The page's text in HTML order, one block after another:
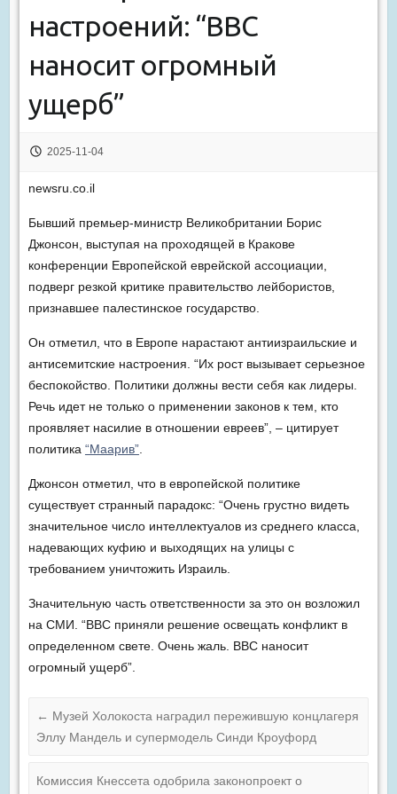
настроений: “BBC
наносит огромный
ущерб”
2025-11-04
newsru.co.il
Бывший премьер-министр Великобритании Борис
Джонсон, выступая на проходящей в Кракове
конференции Европейской еврейской ассоциации,
подверг резкой критике правительство лейбористов,
признавшее палестинское государство.
Он отметил, что в Европе нарастают антиизраильские и
антисемитские настроения. “Их рост вызывает серьезное
беспокойство. Политики должны вести себя как лидеры.
Речь идет не только о применении законов к тем, кто
проявляет насилие в отношении евреев”, – цитирует
политика “Мaaрив”.
Джонсон отметил, что в европейской политике
существует странный парадокс: “Очень грустно видеть
значительное число интеллектуалов из среднего класса,
надевающих куфию и выходящих на улицы с
требованием уничтожить Израиль.
Значительную часть ответственности за это он возложил
на СМИ. “BBC приняли решение освещать конфликт в
определенном свете. Очень жаль. BBC наносит
огромный ущерб”.
← Музей Холокоста наградил пережившую концлагеря
Эллу Мандель и супермодель Синди Кроуфорд
Комиссия Кнессета одобрила законопроект о